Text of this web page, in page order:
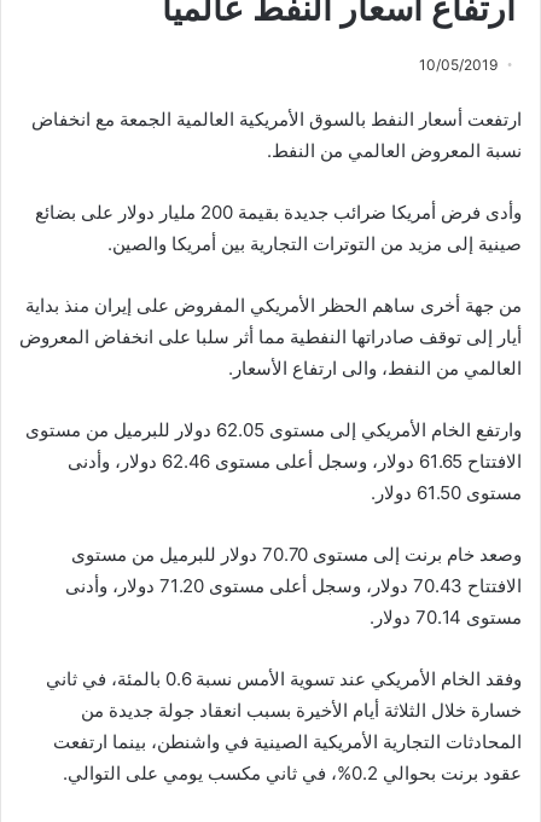
ارتفاع أسعار النفط عالميا
10/05/2019
ارتفعت أسعار النفط بالسوق الأمريكية العالمية الجمعة مع انخفاض
نسبة المعروض العالمي من النفط.
وأدى فرض أمريكا ضرائب جديدة بقيمة 200 مليار دولار على بضائع
صينية إلى مزيد من التوترات التجارية بين أمريكا والصين.
من جهة أخرى ساهم الحظر الأمريكي المفروض على إيران منذ بداية
أيار إلى توقف صادراتها النفطية مما أثر سلبا على انخفاض المعروض
العالمي من النفط، والى ارتفاع الأسعار.
وارتفع الخام الأمريكي إلى مستوى 62.05 دولار للبرميل من مستوى
الافتتاح 61.65 دولار، وسجل أعلى مستوى 62.46 دولار، وأدنى
مستوى 61.50 دولار.
وصعد خام برنت إلى مستوى 70.70 دولار للبرميل من مستوى
الافتتاح 70.43 دولار، وسجل أعلى مستوى 71.20 دولار، وأدنى
مستوى 70.14 دولار.
وفقد الخام الأمريكي عند تسوية الأمس نسبة 0.6 بالمئة، في ثاني
خسارة خلال الثلاثة أيام الأخيرة بسبب انعقاد جولة جديدة من
المحادثات التجارية الأمريكية الصينية في واشنطن، بينما ارتفعت
عقود برنت بحوالي 0.2%، في ثاني مكسب يومي على التوالي.